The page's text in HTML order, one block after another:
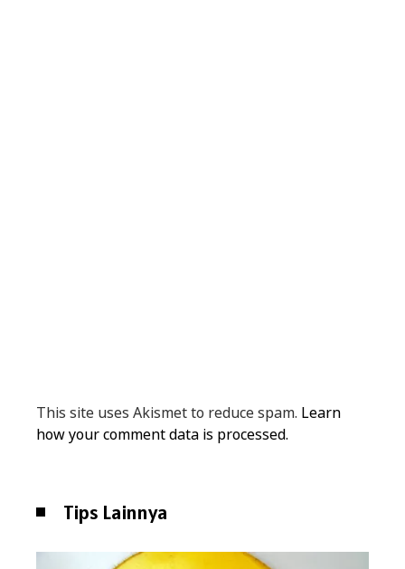
This site uses Akismet to reduce spam. Learn
how your comment data is processed.
Tips Lainnya